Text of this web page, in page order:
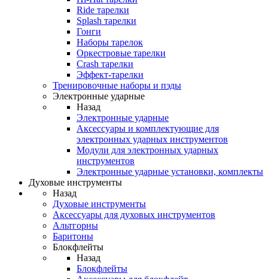
Ride тарелки
Splash тарелки
Гонги
Наборы тарелок
Оркестровые тарелки
Сrash тарелки
Эффект-тарелки
Тренировочные наборы и пэды
Электронные ударные
Назад
Электронные ударные
Аксессуары и комплектующие для
электронных ударных инструментов
Модули для электронных ударных
инструментов
Электронные ударные установки, комплекты
Духовые инструменты
Назад
Духовые инструменты
Аксессуары для духовых инструментов
Альтгорны
Баритоны
Блокфлейты
Назад
Блокфлейты